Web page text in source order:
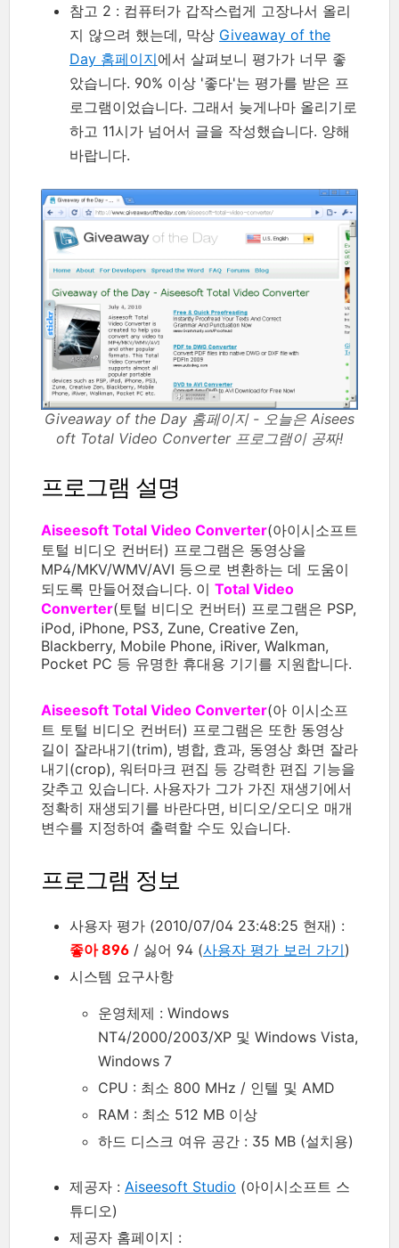
참고 2 : 컴퓨터가 갑작스럽게 고장나서 올리
지 않으려 했는데, 막상 Giveaway of the
Day 홈페이지에서 살펴보니 평가가 너무 좋
았습니다. 90% 이상 '좋다'는 평가를 받은 프
로그램이었습니다. 그래서 늦게나마 올리기로
하고 11시가 넘어서 글을 작성했습니다. 양해
바랍니다.
Giveaway of the Day 홈페이지 - 오늘은 Aisees
oft Total Video Converter 프로그램이 공짜!
프로그램 설명
Aiseesoft Total Video Converter(아이시소프트
토털 비디오 컨버터) 프로그램은 동영상을
MP4/MKV/WMV/AVI 등으로 변환하는 데 도움이
되도록 만들어졌습니다. 이 Total Video
Converter(토털 비디오 컨버터) 프로그램은 PSP,
iPod, iPhone, PS3, Zune, Creative Zen,
Blackberry, Mobile Phone, iRiver, Walkman,
Pocket PC 등 유명한 휴대용 기기를 지원합니다.
Aiseesoft Total Video Converter(아 이시소프
트 토털 비디오 컨버터) 프로그램은 또한 동영상
길이 잘라내기(trim), 병합, 효과, 동영상 화면 잘라
내기(crop), 워터마크 편집 등 강력한 편집 기능을
갖추고 있습니다. 사용자가 그가 가진 재생기에서
정확히 재생되기를 바란다면, 비디오/오디오 매개
변수를 지정하여 출력할 수도 있습니다.
프로그램 정보
사용자 평가 (2010/07/04 23:48:25 현재) :
좋아 896 / 싫어 94 (사용자 평가 보러 가기)
시스템 요구사항
운영체제 : Windows
NT4/2000/2003/XP 및 Windows Vista,
Windows 7
CPU : 최소 800 MHz / 인텔 및 AMD
RAM : 최소 512 MB 이상
하드 디스크 여유 공간 : 35 MB (설치용)
제공자 : Aiseesoft Studio (아이시소프트 스
튜디오)
제공자 홈페이지 :